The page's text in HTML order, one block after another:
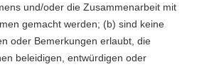
und/oder die Zusammenarbeit mit
gemacht werden; (b) sind keine
oder Bemerkungen erlaubt, die
beleidigen, entwürdigen oder